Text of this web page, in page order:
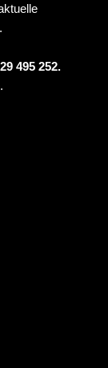
495 252.